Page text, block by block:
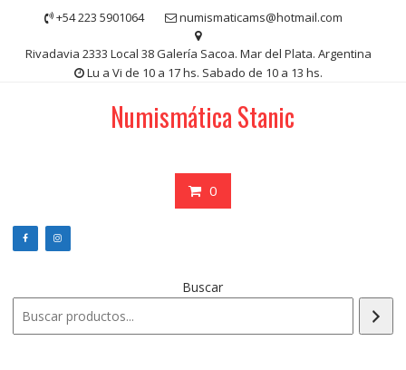
contenido
+54 223 5901064 numismaticams@hotmail.com
Rivadavia 2333 Local 38 Galería Sacoa. Mar del Plata. Argentina
Lu a Vi de 10 a 17 hs. Sabado de 10 a 13 hs.
Numismática Stanic
0
Buscar